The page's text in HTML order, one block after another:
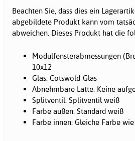
Beachten Sie, dass dies ein
abgebildete Produkt kann vom
abweichen. Dieses Produkt hat die
Modulfensterabmessungen
10x12
Glas: Cotswold-Glas
Abnehmbare Latte: Keine
Splitventil: Splitventil weiß
Farbe außen: Standard weiß
Farbe innen: Gleiche Farbe